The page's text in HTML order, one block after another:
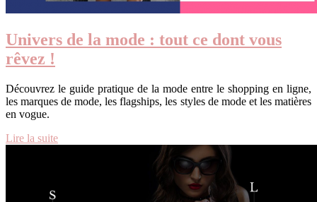
Univers de la mode : tout ce dont vous
rêvez !
Découvrez le guide pratique de la mode entre le shopping en ligne,
les marques de mode, les flagships, les styles de mode et les matières
en vogue.
Lire la suite